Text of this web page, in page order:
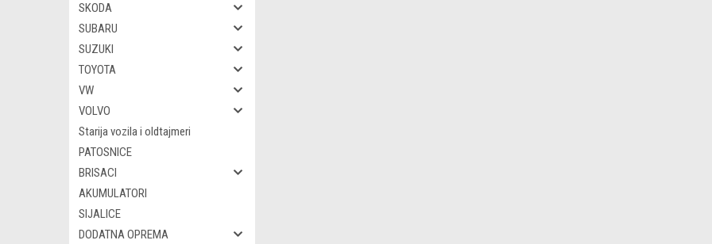
SKODA
SUBARU
SUZUKI
TOYOTA
VW
VOLVO
Starija vozila i oldtajmeri
PATOSNICE
BRISACI
AKUMULATORI
SIJALICE
DODATNA OPREMA